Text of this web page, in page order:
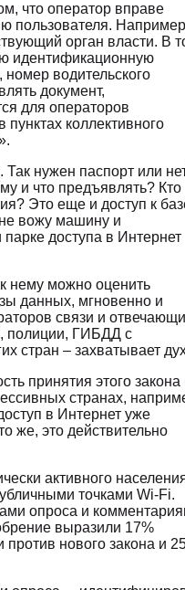
что оператор вправе
пользователя.
орган власти. В
идентификационную
водительского
документ,
для операторов
коллективного
Так нужен паспорт или
и что предъявлять? Кто
Это еще и доступ к
вожу машину и
доступа в Интернет
нему можно оценить
данных, мгновенно и
связи и
полиции, ГИБДД с
стран – захватывает
принятия этого закона
странах,
в Интернет уже
же, это действительно
активного
точками Wi-Fi.
опроса и
выразили 17%
против нового закона и